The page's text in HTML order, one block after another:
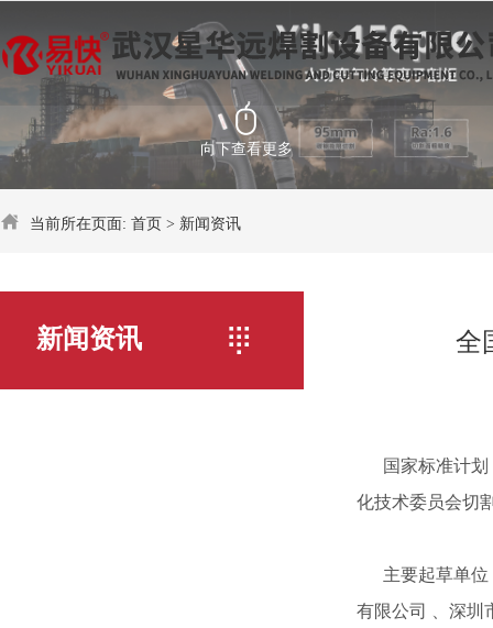
向下查看更多
当前所在页面: 首页 > 新闻资讯
新闻资讯 全
国家标准计划
化技术委员会切
主要起草单位
有限公司 、深圳